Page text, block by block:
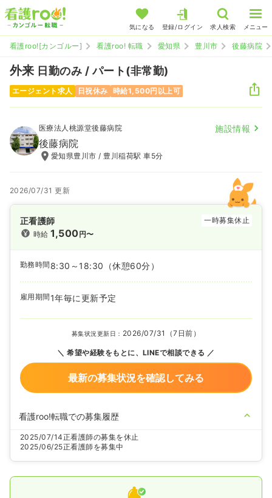
気になる 登録/ログイン 求人検索 メニュー
看護roo![カンゴルー] 看護roo! 転職 愛知県 豊川市 後藤病院
外来 日勤のみ / パート(非常勤)
エージェント求人 日祝休み 時給1,500円以上可
医療法人桃源堂後藤病院 施設情報
後藤病院
愛知県豊川市 / 豊川稲荷駅 車5分
2026/07/31 更新
正看護師
一時募集休止
時給1,500円〜
勤務時間 8:30～18:30 （休憩60分）
雇用期間 1年毎に更新予定
募集状況更新日： 2026/07/31（7日前）
希望や経験をもとに、LINEで相談できる
最新の募集状況を確認してみる
看護roo!転職での募集履歴
2025/07/14正看護師の募集を休止
2025/06/25正看護師を募集中